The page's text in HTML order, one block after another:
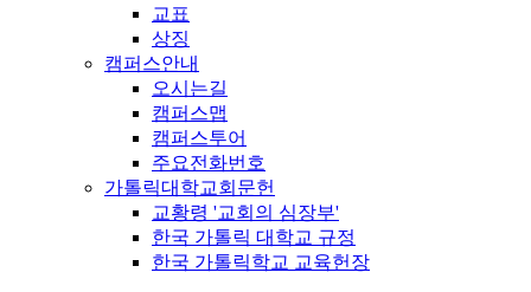
교표
상징
캠퍼스안내
오시는길
캠퍼스맵
캠퍼스투어
주요전화번호
가톨릭대학교회문헌
교황령 '교회의 심장부'
한국 가톨릭 대학교 규정
한국 가톨릭학교 교육헌장